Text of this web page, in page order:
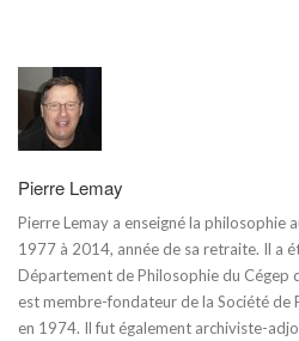
Pierre Lemay
Pierre Lemay a enseigné la philosophie
1977 à 2014, année de sa retraite. Il a
Département de Philosophie du Cégep
est membre-fondateur de la Société de
en 1974. Il fut également archiviste-